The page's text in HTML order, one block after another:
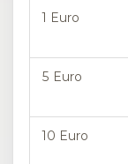
1 Euro
5 Euro
10 Euro